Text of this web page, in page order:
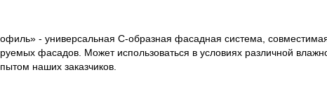
- универсальная С-образная фасадная система,
фасадов. Может использоваться в условиях различной
наших заказчиков.